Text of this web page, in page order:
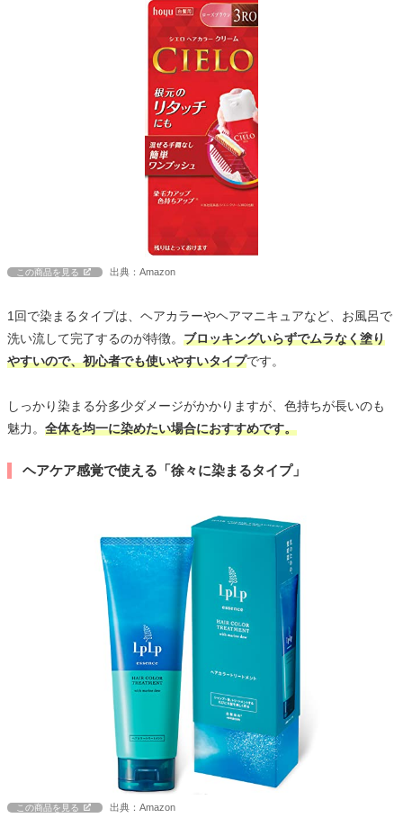
この商品を見る 出典：Amazon
1回で染まるタイプは、ヘアカラーやヘアマニキュアなど、お風呂で
洗い流して完了するのが特徴。 ブロッキングいらずでムラなく塗り
やすいので、初心者でも使いやすいタイプです。
しっかり染まる分多少ダメージがかかりますが、色持ちが長いのも
魅力。 全体を均一に染めたい場合におすすめです。
ヘアケア感覚で使える「徐々に染まるタイプ」
この商品を見る 出典：Amazon